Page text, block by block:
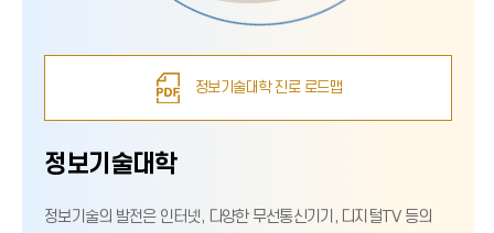
정보기술대학 진로 로드맵
정보기술대학
정보기술의 발전은 인터넷, 다양한 무선통신기기, 디지털TV 등의